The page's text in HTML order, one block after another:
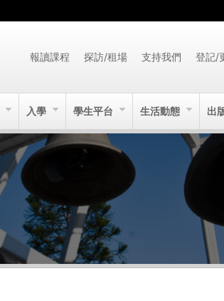
報讀課程 探訪/租場 支持我們 登記/
入學 學生平台 生活動態 出